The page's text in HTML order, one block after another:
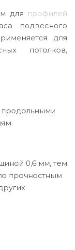
для профилей
подвесного
для
потолков,
0,6 мм, тем
прочностным